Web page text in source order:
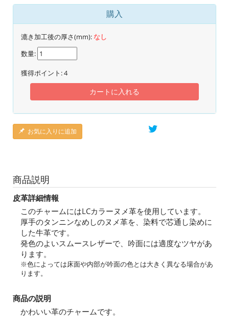
購入
漉き加工後の厚さ(mm):なし
数量:
獲得ポイント:4
カートに入れる
お気に入りに追加
商品説明
皮革詳細情報
このチャームにはLCカラーヌメ革を使用しています。
厚手のタンニンなめしのヌメ革を、染料で芯通し染めに
した牛革です。
発色のよいスムースレザーで、吟面には適度なツヤがあ
ります。
※色によっては床面や内部が吟面の色とは大きく異なる場合があ
ります。
商品の説明
かわいい革のチャームです。